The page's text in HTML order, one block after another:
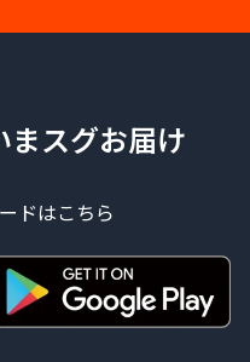
まスグお届け
ドはこちら